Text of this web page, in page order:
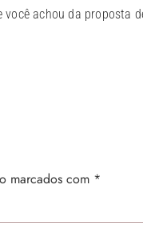
achou da proposta
marcados com *